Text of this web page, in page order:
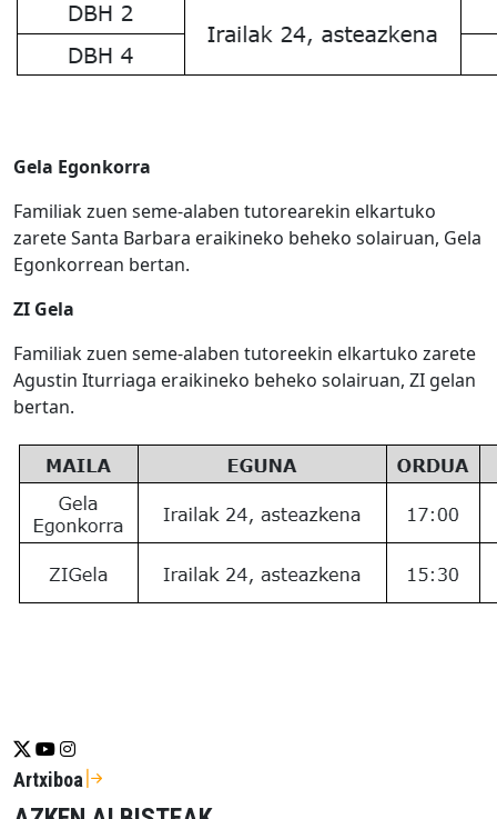
Gela Egonkorra
Familiak zuen seme-alaben tutorearekin elkartuko
zarete Santa Barbara eraikineko beheko solairuan, Gela
Egonkorrean bertan.
ZI Gela
Familiak zuen seme-alaben tutoreekin elkartuko zarete
Agustin Iturriaga eraikineko beheko solairuan, ZI gelan
bertan.
Se abrirá nueva ventana-twitter
Se abrirá nueva ventana-youtube
Se abrirá nueva ventana-instragram
Artxiboa